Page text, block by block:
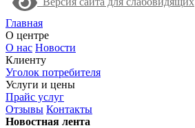
Главная
О центре
О нас Новости
Клиенту
Уголок потребителя
Услуги и цены
Прайс услуг
Отзывы Контакты
Новостная лента